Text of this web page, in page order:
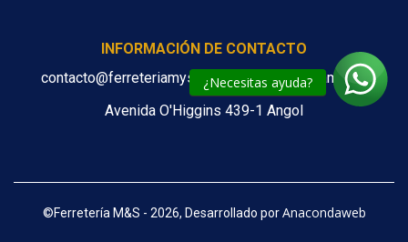
¿Necesitas ayuda?
INFORMACIÓN DE CONTACTO
contacto@ferreteriamys.cl ventas@ferreteriamys.cl
Avenida O'Higgins 439-1 Angol
©Ferretería M&S - 2026, Desarrollado por Anacondaweb